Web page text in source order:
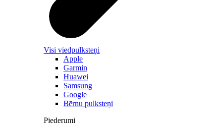
Visi viedpulksteņi
Apple
Garmin
Huawei
Samsung
Google
Bērnu pulksteņi
Piederumi